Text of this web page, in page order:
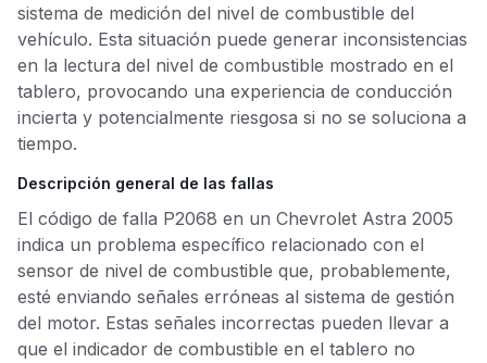
sistema de medición del nivel de combustible del
vehículo. Esta situación puede generar inconsistencias
en la lectura del nivel de combustible mostrado en el
tablero, provocando una experiencia de conducción
incierta y potencialmente riesgosa si no se soluciona a
tiempo.
Descripción general de las fallas
El código de falla P2068 en un Chevrolet Astra 2005
indica un problema específico relacionado con el
sensor de nivel de combustible que, probablemente,
esté enviando señales erróneas al sistema de gestión
del motor. Estas señales incorrectas pueden llevar a
que el indicador de combustible en el tablero no